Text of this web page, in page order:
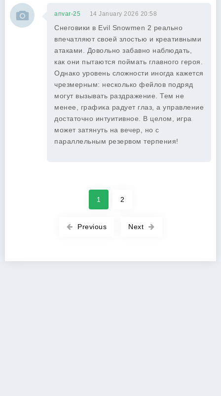
anvar-25 14 January 2026 20:58
Снеговики в Evil Snowmen 2 реально
впечатляют своей злостью и креативными
атаками. Довольно забавно наблюдать,
как они пытаются поймать главного героя.
Однако уровень сложности иногда кажется
чрезмерным: несколько фейлов подряд
могут вызывать раздражение. Тем не
менее, графика радует глаз, а управление
достаточно интуитивное. В целом, игра
может затянуть на вечер, но с
параллельным резервом терпения!
Previous
1 2
Next